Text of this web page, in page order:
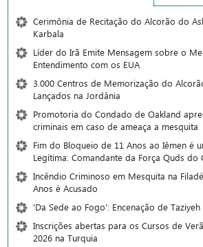
Cerimônia de Recitação do Alcorão do
Karbala
Líder do Irã Emite Mensagem sobre o
Entendimento com os EUA
3.000 Centros de Memorização do
Lançados na Jordânia
Promotoria do Condado de Oakland
criminais em caso de ameaça a mesquita
Fim do Bloqueio de 11 Anos ao Iêmen é
Legítima: Comandante da Força Quds do
Incêndio Criminoso em Mesquita na
Anos é Acusado
'Da Sede ao Fogo': Encenação de
Inscrições abertas para os Cursos de
2026 na Turquia